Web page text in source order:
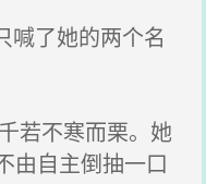
了她的两个名
若不寒而栗。她
由自主倒抽一口